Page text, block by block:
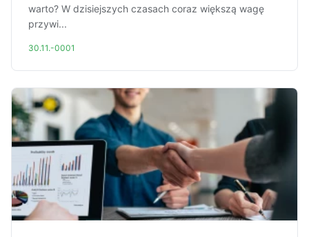
warto? W dzisiejszych czasach coraz większą wagę
przywi...
30.11.-0001